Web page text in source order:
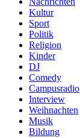
Kultur
Sport
Politik
Religion
Kinder
DJ
Comedy
Campusradio
Interview
Weihnachten
Musik
Bildung